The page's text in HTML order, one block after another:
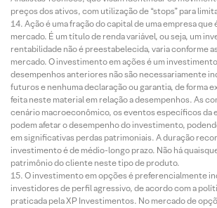
preços dos ativos, com utilização de “stops” para
Ação é uma fração do capital de uma empresa que
mercado. É um título de renda variável, ou seja, um
rentabilidade não é preestabelecida, varia conforme
mercado. O investimento em ações é um
desempenhos anteriores não são necessariamente
futuros e nenhuma declaração ou garantia, de forma
feita neste material em relação a desempenhos. As
cenário macroeconômico, os eventos específicos da
podem afetar o desempenho do investimento,
em significativas perdas patrimoniais. A duração
investimento é de médio-longo prazo. Não há
patrimônio do cliente neste tipo de produto.
O investimento em opções é preferencialmente
investidores de perfil agressivo, de acordo com a
praticada pela XP Investimentos. No mercado de